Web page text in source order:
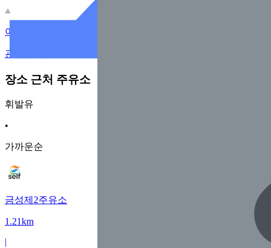
이 주유소의 사장님이신가요?
관리하기
장소 근처 주유소
휘발유
•
가까운순
금성제2주유소
1.21km
|